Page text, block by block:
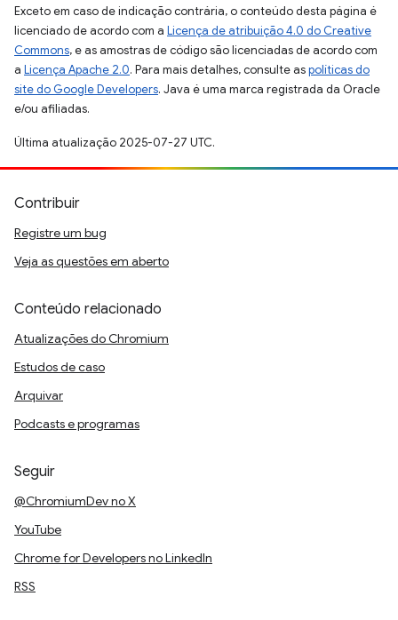
Exceto em caso de indicação contrária, o conteúdo desta página é
licenciado de acordo com a Licença de atribuição 4.0 do Creative
Commons, e as amostras de código são licenciadas de acordo com
a Licença Apache 2.0. Para mais detalhes, consulte aspolíticas do
site do Google Developers. Java é uma marca registrada da Oracle
e/ou afiliadas.
Última atualização 2025-07-27 UTC.
Contribuir
Registre um bug
Veja as questões em aberto
Conteúdo relacionado
Atualizações do Chromium
Estudos de caso
Arquivar
Podcasts e programas
Seguir
@ChromiumDev no X
YouTube
Chrome for Developers no LinkedIn
RSS